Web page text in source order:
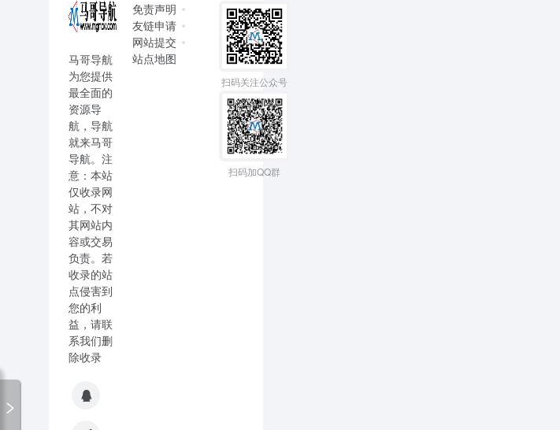
马哥导航
为您提供
最全面的
资源导
航，导航
就来马哥
导航。注
意：本站
仅收录网
站，不对
其网站内
容或交易
负责。若
收录的站
点侵害到
您的利
益，请联
系我们删
除收录
免责声明
友链申请
网站提交
站点地图
扫码关注公众号
扫码加QQ群